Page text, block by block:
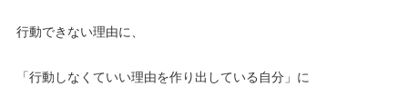
行動できない理由に、
「行動しなくていい理由を作り出している自分」に